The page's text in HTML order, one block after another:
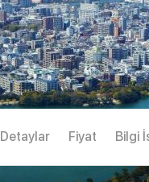
Detaylar Fiyat Bilgi